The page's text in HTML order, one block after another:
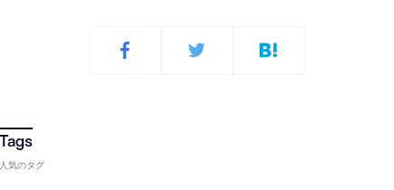
人気のタグ